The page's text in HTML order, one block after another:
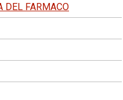
DEL FARMACO